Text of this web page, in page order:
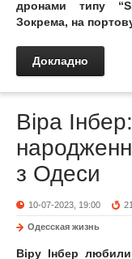
дронами типу
Зокрема, на
Докладно
Віра
з Одеси
10-07-2023, 19:00
Одесская жизнь
Віру Інбер